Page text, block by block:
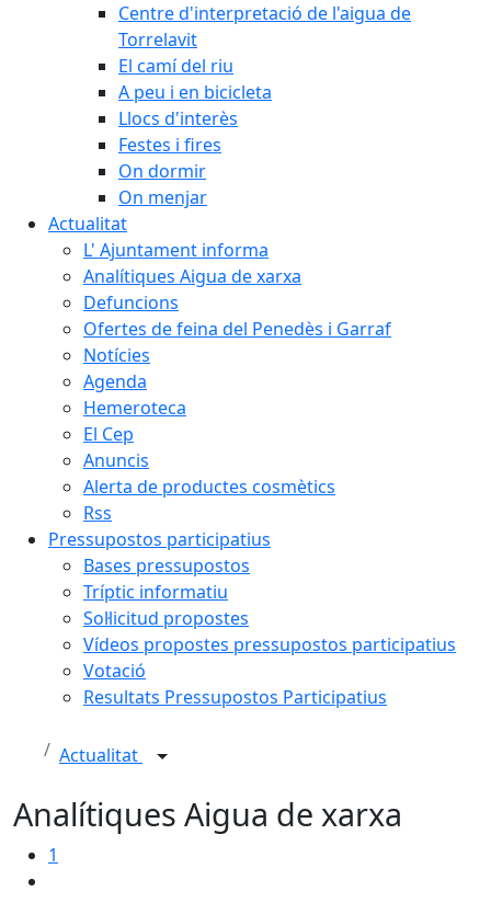
Centre d'interpretació de l'aigua de
Torrelavit
El camí del riu
A peu i en bicicleta
Llocs d'interès
Festes i fires
On dormir
On menjar
Actualitat
L' Ajuntament informa
Analítiques Aigua de xarxa
Defuncions
Ofertes de feina del Penedès i Garraf
Notícies
Agenda
Hemeroteca
El Cep
Anuncis
Alerta de productes cosmètics
Rss
Pressupostos participatius
Bases pressupostos
Tríptic informatiu
Sol·licitud propostes
Vídeos propostes pressupostos participatius
Votació
Resultats Pressupostos Participatius
Actualitat
Analítiques Aigua de xarxa
1